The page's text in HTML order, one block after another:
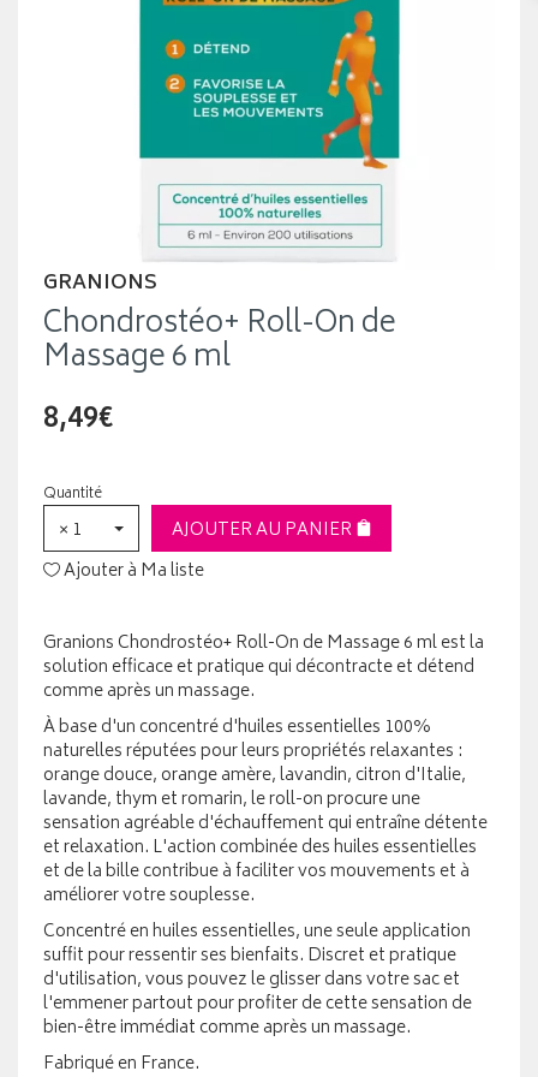
GRANIONS
Chondrostéo+ Roll-On de
Massage 6 ml
8,49€
Quantité
× 1
AJOUTER AU PANIER
Ajouter à Ma liste
Granions Chondrostéo+ Roll-On de Massage 6 ml est la
solution efficace et pratique qui décontracte et détend
comme après un massage.
À base d'un concentré d'huiles essentielles 100%
naturelles réputées pour leurs propriétés relaxantes :
orange douce, orange amère, lavandin, citron d'Italie,
lavande, thym et romarin, le roll-on procure une
sensation agréable d'échauffement qui entraîne détente
et relaxation. L'action combinée des huiles essentielles
et de la bille contribue à faciliter vos mouvements et à
améliorer votre souplesse.
Concentré en huiles essentielles, une seule application
suffit pour ressentir ses bienfaits. Discret et pratique
d'utilisation, vous pouvez le glisser dans votre sac et
l'emmener partout pour profiter de cette sensation de
bien-être immédiat comme après un massage.
Fabriqué en France.